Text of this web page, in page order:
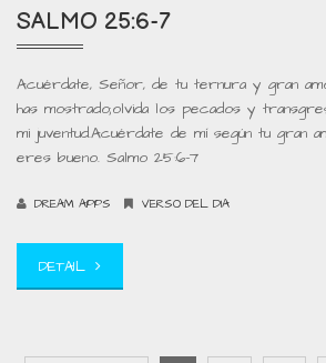
SALMO 25:6-7
Acuérdate, Señor, de tu ternura y gran
has mostrado;olvida los pecados y
mi juventud.Acuérdate de mí según tu gran
eres bueno. Salmo 25:6-7
DREAM APPS VERSO DEL DIA
DETAIL